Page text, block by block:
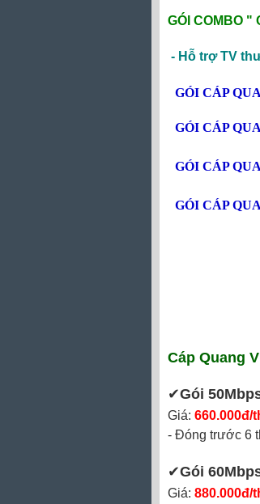
GÓI COMBO "
- Hỗ trợ TV
GÓI CÁP
GÓI CÁP
GÓI CÁP
GÓI CÁP
Cáp Quang
✔‎Gói
Giá: 660.000đ/
- Đóng trước 6
✔Gói
Giá: 880.000đ/